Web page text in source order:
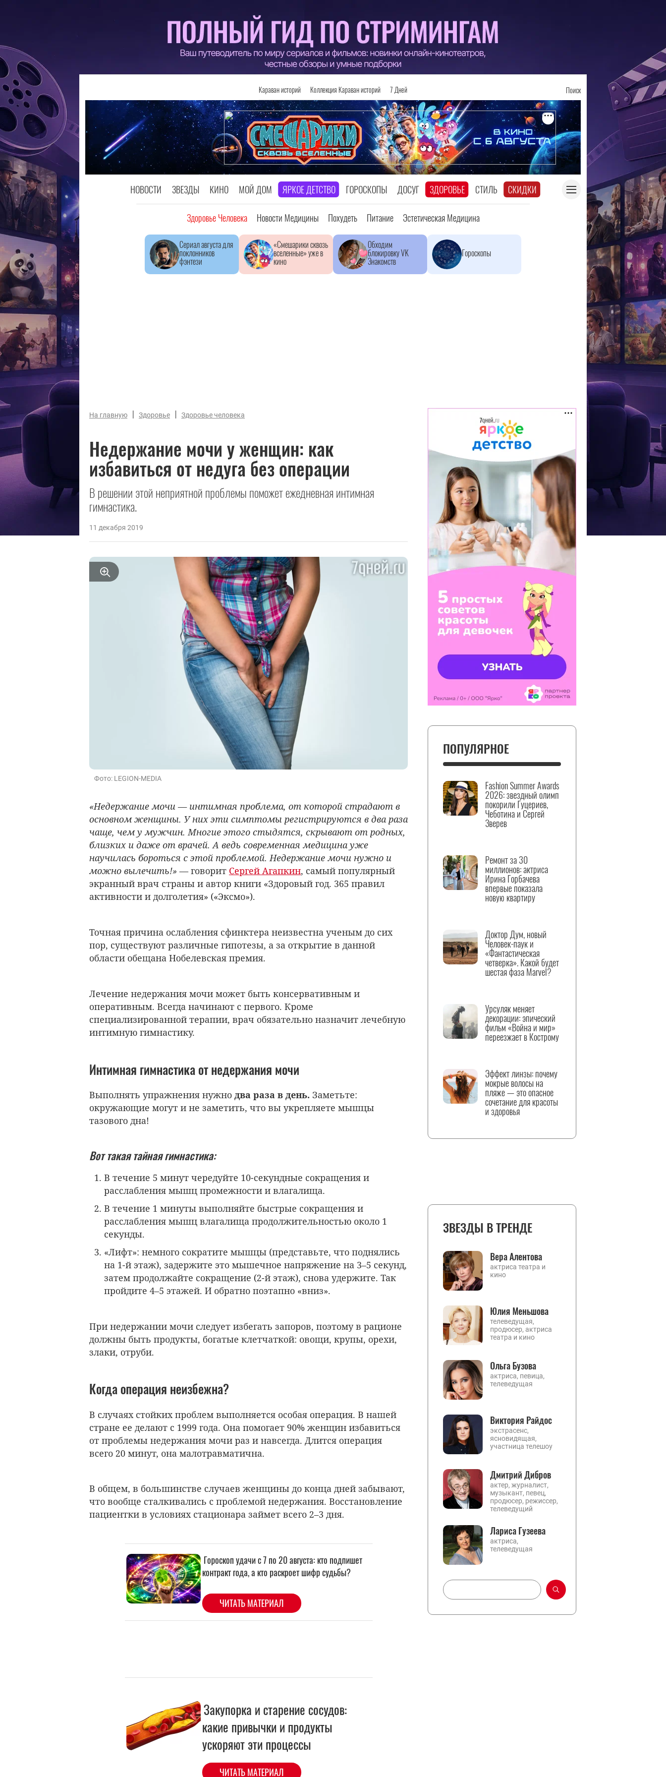
Караван историй Коллекция Караван историй 7 Дней Поиск
НОВОСТИ ЗВЕЗДЫ КИНО МОЙ ДОМ ЯРКОЕ ДЕТСТВО ГОРОСКОПЫ ДОСУГ ЗДОРОВЬЕ СТИЛЬ СКИДКИ
Здоровье Человека Новости Медицины Похудеть Питание Эстетическая Медицина
Сериал августа для
поклонников
фэнтези
«Смешарики сквозь
вселенные» уже в
кино
Обходим
блокировку VK
Знакомств
Гороскопы
На главную | Здоровье | Здоровье человека
Недержание мочи у женщин: как
избавиться от недуга без операции
В решении этой неприятной проблемы поможет ежедневная интимная
гимнастика.
11 декабря 2019
Фото: LEGION-MEDIA
«Недержание мочи — интимная проблема, от которой страдают в
основном женщины. У них эти симптомы регистрируются в два раза
чаще, чем у мужчин. Многие этого стыдятся, скрывают от родных,
близких и даже от врачей. А ведь современная медицина уже
научилась бороться с этой проблемой. Недержание мочи нужно и
можно вылечить!» — говорит Сергей Агапкин, самый популярный
экранный врач страны и автор книги «Здоровый год. 365 правил
активности и долголетия» («Эксмо»).
Точная причина ослабления сфинктера неизвестна ученым до сих
пор, существуют различные гипотезы, а за открытие в данной
области обещана Нобелевская премия.
Лечение недержания мочи может быть консервативным и
оперативным. Всегда начинают с первого. Кроме
специализированной терапии, врач обязательно назначит лечебную
интимную гимнастику.
Интимная гимнастика от недержания мочи
Выполнять упражнения нужно два раза в день. Заметьте:
окружающие могут и не заметить, что вы укрепляете мышцы
тазового дна!
Вот такая тайная гимнастика:
В течение 5 минут чередуйте 10-секундные сокращения и
расслабления мышц промежности и влагалища.
В течение 1 минуты выполняйте быстрые сокращения и
расслабления мышц влагалища продолжительностью около 1
секунды.
«Лифт»: немного сократите мышцы (представьте, что поднялись
на 1-й этаж), задержите это мышечное напряжение на 3–5 секунд,
затем продолжайте сокращение (2-й этаж), снова удержите. Так
пройдите 4–5 этажей. И обратно поэтапно «вниз».
При недержании мочи следует избегать запоров, поэтому в рационе
должны быть продукты, богатые клетчаткой: овощи, крупы, орехи,
злаки, отруби.
Когда операция неизбежна?
В случаях стойких проблем выполняется особая операция. В нашей
стране ее делают с 1999 года. Она помогает 90% женщин избавиться
от проблемы недержания мочи раз и навсегда. Длится операция
всего 20 минут, она малотравматична.
В общем, в большинстве случаев женщины до конца дней забывают,
что вообще сталкивались с проблемой недержания. Восстановление
пациентки в условиях стационара займет всего 2–3 дня.
Закупорка и старение сосудов:
какие привычки и продукты
ускоряют эти процессы
ЧИТАТЬ МАТЕРИАЛ
ПОПУЛЯРНОЕ
Fashion Summer Awards
2026: звездный олимп
покорили Гуцериев,
Чеботина и Сергей
Зверев
Ремонт за 30
миллионов: актриса
Ирина Горбачева
впервые показала
новую квартиру
Доктор Дум, новый
Человек-паук и
«Фантастическая
четверка». Какой будет
шестая фаза Marvel?
Урсуляк меняет
декорации: эпический
фильм «Война и мир»
переезжает в Кострому
Эффект линзы: почему
мокрые волосы на
пляже — это опасное
сочетание для красоты
и здоровья
ЗВЕЗДЫ В ТРЕНДЕ
Вера Алентова
актриса театра и
кино
Юлия Меньшова
телеведущая,
продюсер, актриса
театра и кино
Ольга Бузова
актриса, певица,
телеведущая
Виктория Райдос
экстрасенс,
ясновидящая,
участница телешоу
Дмитрий Дибров
актер, журналист,
музыкант, певец,
продюсер, режиссер,
телеведущий
Лариса Гузеева
актриса,
телеведущая